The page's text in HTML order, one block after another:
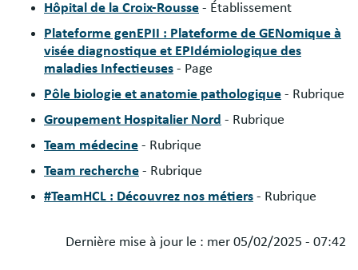
Hôpital de la Croix-Rousse - Établissement
Plateforme genEPII : Plateforme de GENomique à
visée diagnostique et EPIdémiologique des
maladies Infectieuses - Page
Pôle biologie et anatomie pathologique - Rubrique
Groupement Hospitalier Nord - Rubrique
Team médecine - Rubrique
Team recherche - Rubrique
#TeamHCL : Découvrez nos métiers - Rubrique
Dernière mise à jour le : mer 05/02/2025 - 07:42